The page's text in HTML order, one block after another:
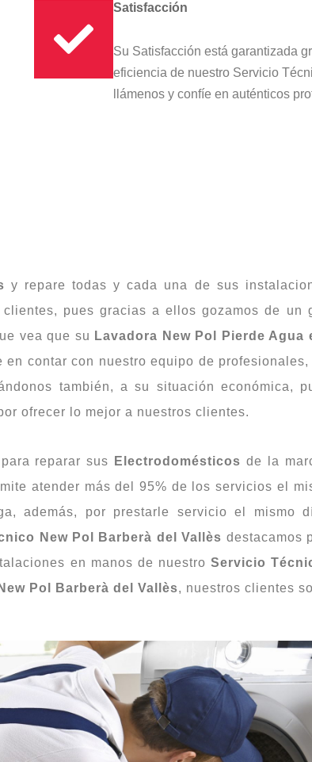
Satisfacción
Su Satisfacción está garantizada
eficiencia de nuestro Servicio
llámenos y confíe en auténticos
y repare todas y cada una de sus
pues gracias a ellos gozamos de un
vea que su Lavadora New Pol Pierde
en contar con nuestro equipo de
también, a su situación económica,
ofrecer lo mejor a nuestros clientes.
para reparar sus Electrodomésticos de la
atender más del 95% de los servicios el
además, por prestarle servicio el mismo
New Pol Barberà del Vallès destacamos
en manos de nuestroServicio
Pol Barberà del Vallès, nuestros clientes